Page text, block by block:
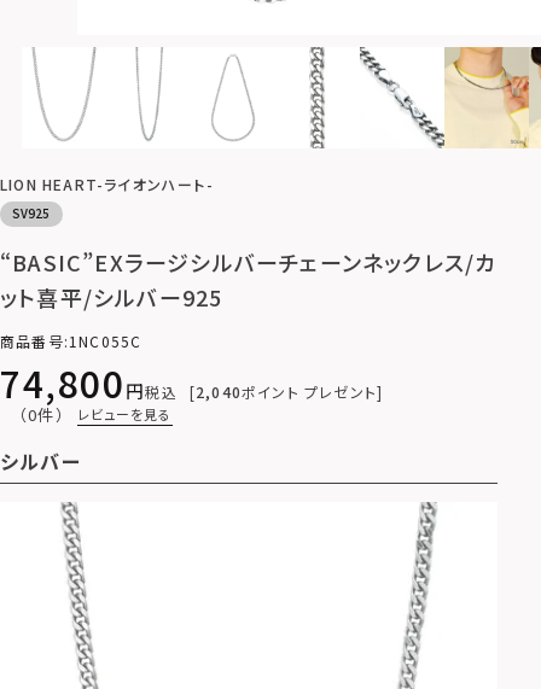
LION HEART-ライオンハート-
SV925
“BASIC”EXラージシルバーチェーンネックレス/カ
ット喜平/シルバー925
商品番号 1NC055C
74,800 税込 2,040ポイント プレゼント
（0件） レビューを見る
シルバー